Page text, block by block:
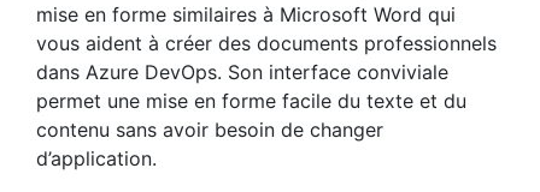
mise en forme similaires à Microsoft Word qui
vous aident à créer des documents professionnels
dans Azure DevOps. Son interface conviviale
permet une mise en forme facile du texte et du
contenu sans avoir besoin de changer
d’application.